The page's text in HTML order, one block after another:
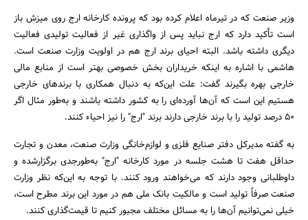
وزیر صنعت که در تیرماه اعلام کرده بود که پرونده کارخانه ارج روی میزش باز
است تأکید دارد که ارج نباید پس از واگذاری غیر از فعالیت تولیدی فعالیت
دیگری داشته باشد. البته احیای برند ارج هم در اولویت وزارت صنعت است.
هاشمی با اشاره به اینکه خریداران بخش خصوصی بهتر است از منابع مالی
خارجی بهره بگیرند گفت: علت این‌که به دنبال همکاری با برندهای خارجی
هستیم این است که آن‌ها آورده‌ای را به کشور داشته باشند و به‌طور مثال اگر
۵۰ درصد تولید را با برند خارجی دارند برند "ارج" را نیز احیاء کنند.
به گفته مدیرکل دفتر صنایع فلزی و لوازم‌خانگی وزارت صنعت، معدن و تجارت
حداقل هفت تا هشت جلسه در مورد کارخانه "ارج" به‌طورجدی برگزارشده و
داوطلبانی وجود دارند که می‌خواهند ورود کنند. با توجه به این‌که نظر وزارت
صنعت صرفاً تولید است و مالکیت بانک ملی هم در مورد این برند مطرح است،
خیلی نمی‌توانیم آن‌ها را به مسائل مختلف مجبور کنیم تا قیمت‌گذاری کنند.